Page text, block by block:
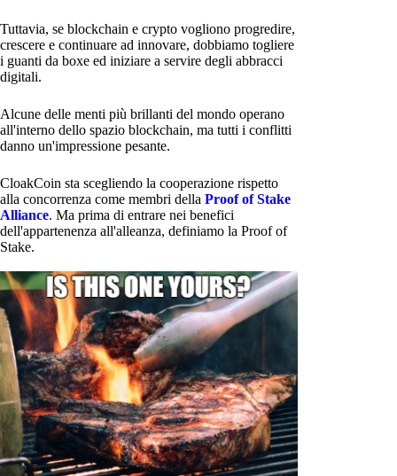
Tuttavia, se blockchain e crypto vogliono progredire,
crescere e continuare ad innovare, dobbiamo togliere
i guanti da boxe ed iniziare a servire degli abbracci
digitali.
Alcune delle menti più brillanti del mondo operano
all'interno dello spazio blockchain, ma tutti i conflitti
danno un'impressione pesante.
CloakCoin sta scegliendo la cooperazione rispetto
alla concorrenza come membri della Proof of Stake
Alliance. Ma prima di entrare nei benefici
dell'appartenenza all'alleanza, definiamo la Proof of
Stake.